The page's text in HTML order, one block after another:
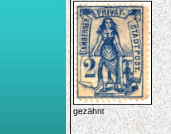
gezähnt